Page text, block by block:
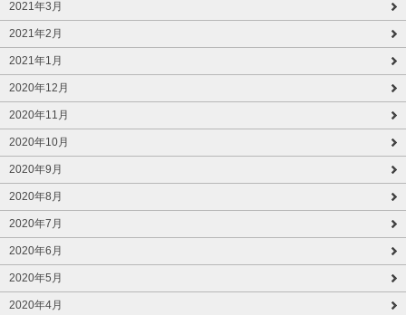
2021年3月
2021年2月
2021年1月
2020年12月
2020年11月
2020年10月
2020年9月
2020年8月
2020年7月
2020年6月
2020年5月
2020年4月